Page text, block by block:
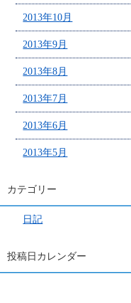
2013年10月
2013年9月
2013年8月
2013年7月
2013年6月
2013年5月
カテゴリー
日記
投稿日カレンダー